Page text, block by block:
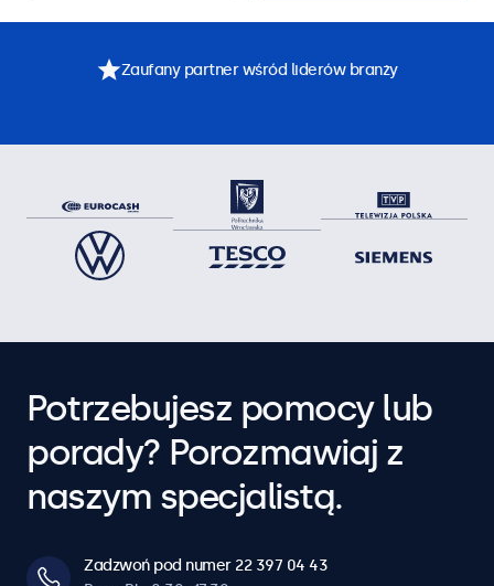
Zaufany partner wśród liderów branży
Potrzebujesz pomocy lub
porady? Porozmawiaj z
naszym specjalistą.
Zadzwoń pod numer 22 397 04 43